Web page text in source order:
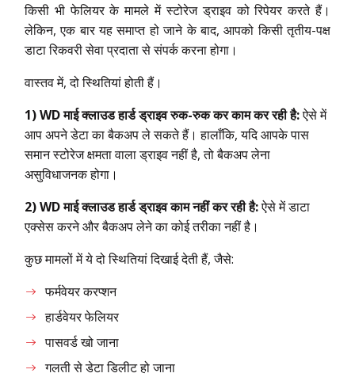
किसी भी फेलियर के मामले में स्टोरेज ड्राइव को रिपेयर करते हैं।
लेकिन, एक बार यह समाप्त हो जाने के बाद, आपको किसी तृतीय-पक्ष
डाटा रिकवरी सेवा प्रदाता से संपर्क करना होगा।
वास्तव में, दो स्थितियां होती हैं।
1) WD माई क्लाउड हार्ड ड्राइव रुक-रुक कर काम कर रही है:ऐसे में
आप अपने डेटा का बैकअप ले सकते हैं। हालाँकि, यदि आपके पास
समान स्टोरेज क्षमता वाला ड्राइव नहीं है, तो बैकअप लेना
असुविधाजनक होगा।
2) WD माई क्लाउड हार्ड ड्राइव काम नहीं कर रही है:ऐसे में डाटा
एक्सेस करने और बैकअप लेने का कोई तरीका नहीं है।
कुछ मामलों में ये दो स्थितियां दिखाई देती हैं, जैसे:
फर्मवेयर करप्शन
हार्डवेयर फेलियर
पासवर्ड खो जाना
गलती से डेटा डिलीट हो जाना